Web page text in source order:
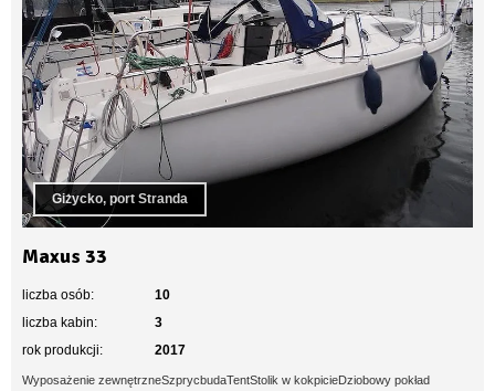
Giżycko, port Stranda
Maxus 33
liczba osób:
10
liczba kabin:
3
rok produkcji:
2017
Wyposażenie zewnętrzneSzprycbudaTentStolik w kokpicieDziobowy pokład